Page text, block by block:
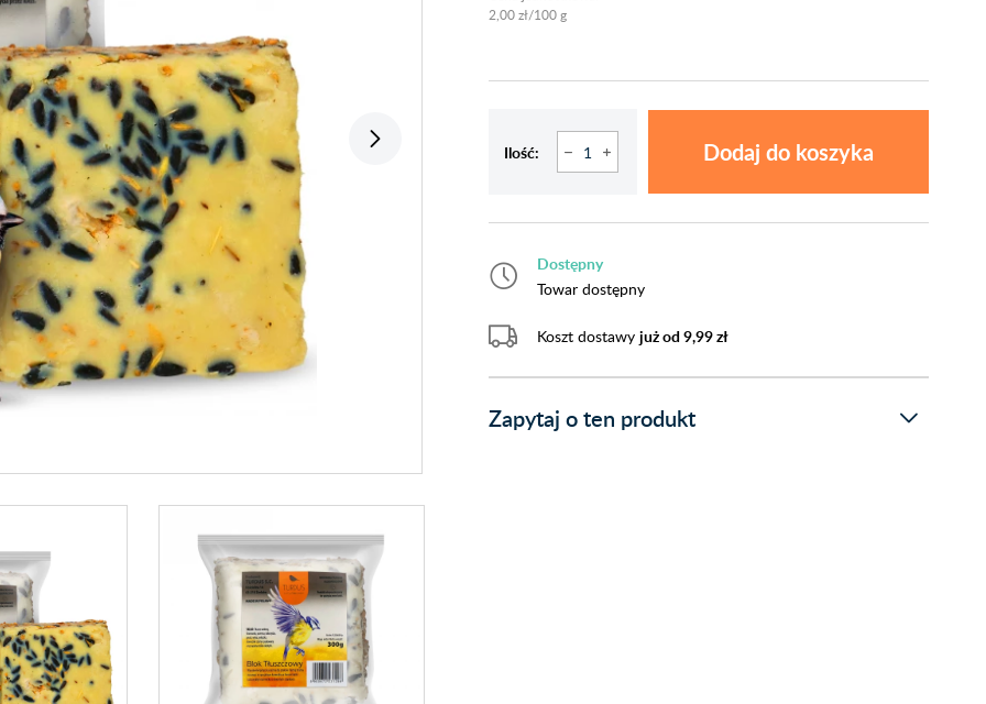
2,00 zł/100 g
Ilość: Dodaj do koszyka
Dostępny
Towar dostępny
Koszt dostawy już od 9,99 zł
Zapytaj o ten produkt